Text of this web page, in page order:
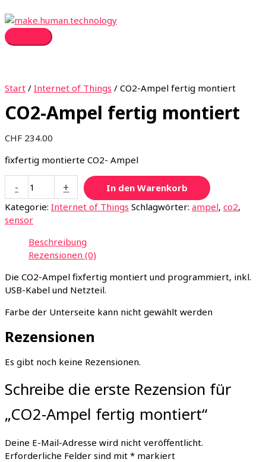
Zum
Inhalt
springenHauptmenü
Start / Internet of Things / CO2-Ampel fertig montiert
CO2-Ampel fertig montiert
CHF 234.00
fixfertig montierte CO2- Ampel
-
Ampel
fertig
montiert
+
In den Warenkorb
Kategorie: Internet of Things Schlagwörter: ampel, co2,
sensor
Beschreibung
Rezensionen (0)
Die CO2-Ampel fixfertig montiert und programmiert, inkl.
USB-Kabel und Netzteil.
Farbe der Unterseite kann nicht gewählt werden
Rezensionen
Es gibt noch keine Rezensionen.
Schreibe die erste Rezension für
„CO2-Ampel fertig montiert“
Deine E-Mail-Adresse wird nicht veröffentlicht.
Erforderliche Felder sind mit * markiert